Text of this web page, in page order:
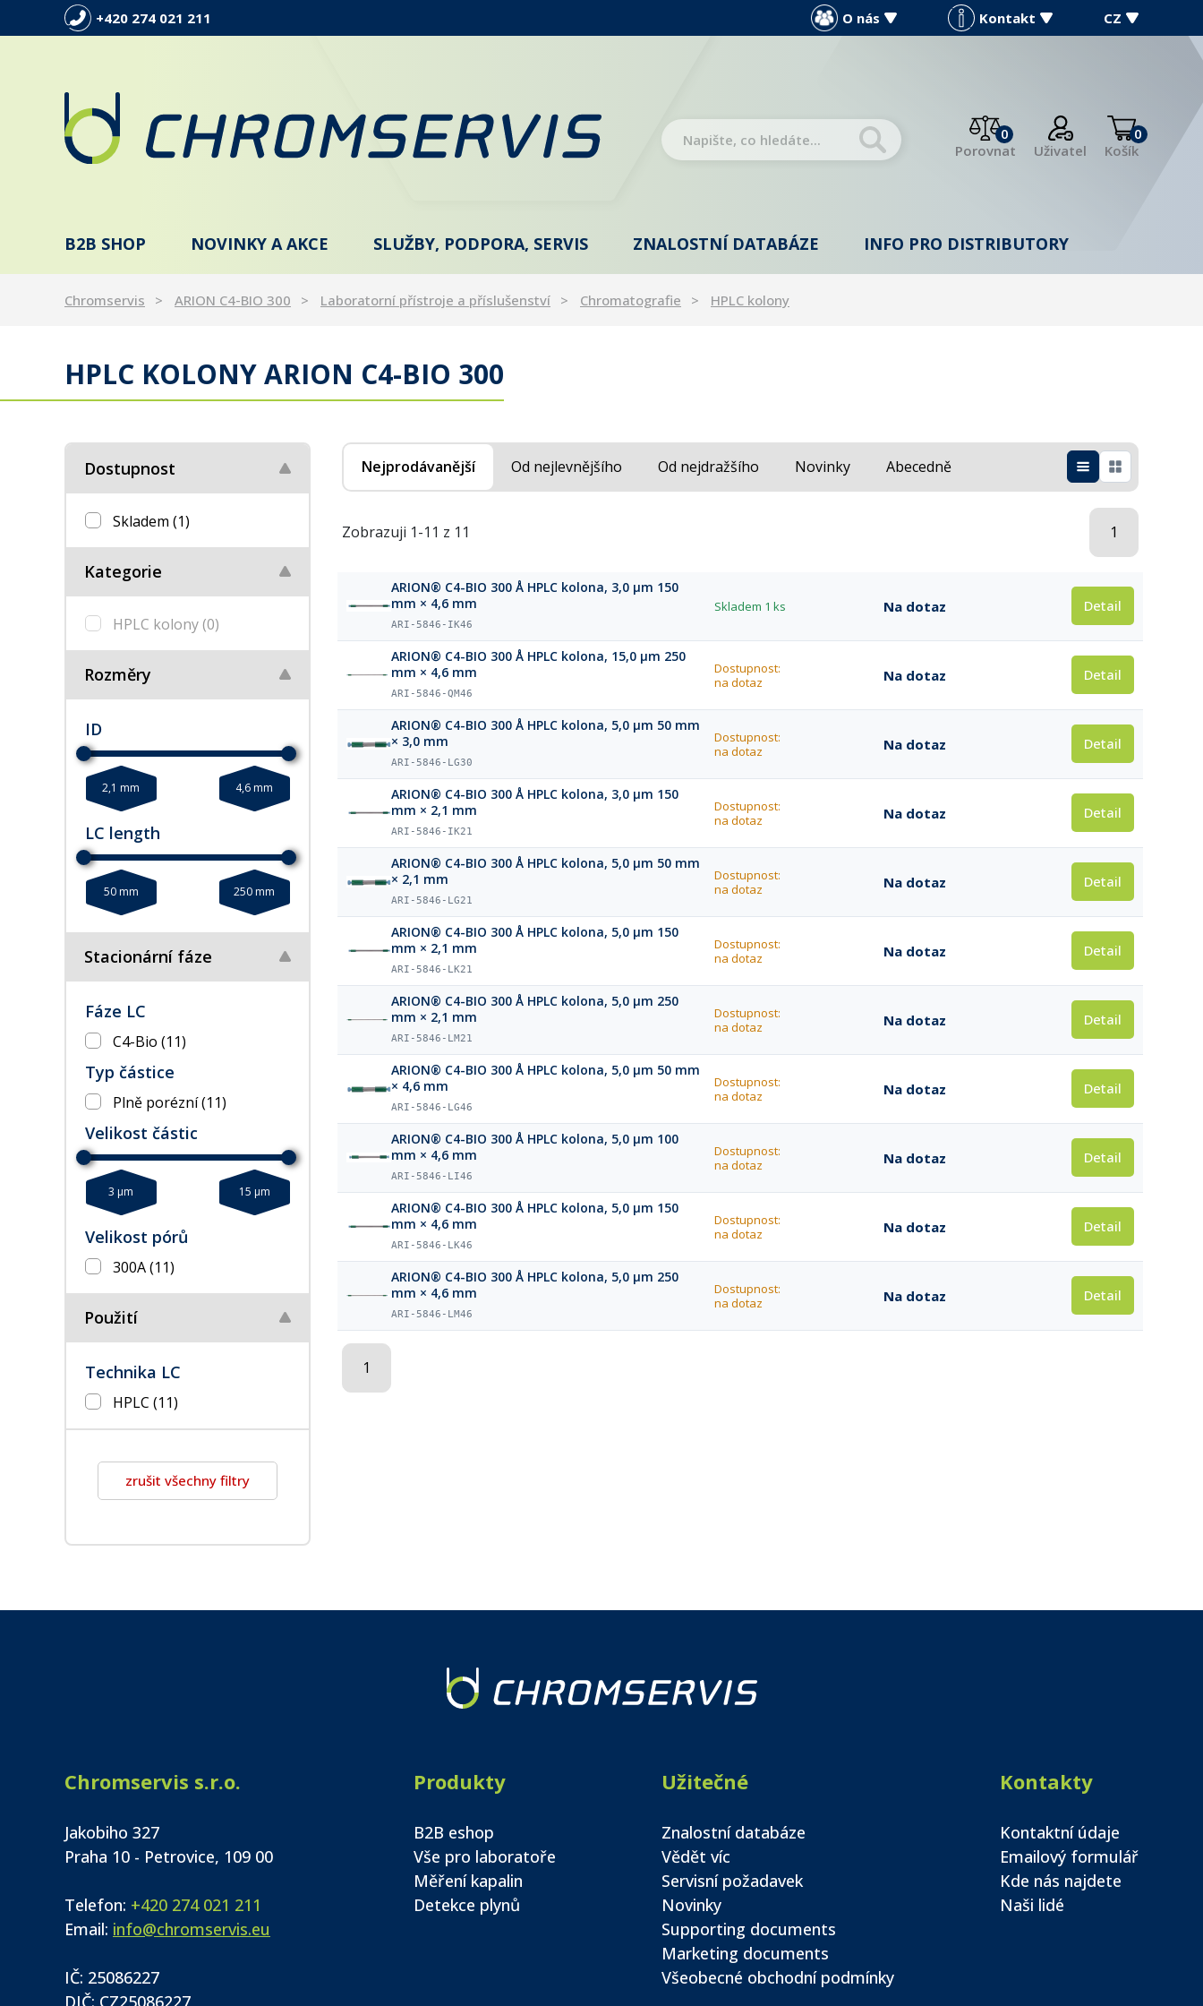
+420 274 021 211 O nás Kontakt CZ
0
Porovnat
Uživatel
0
Košík
B2B SHOP NOVINKY A AKCE SLUŽBY, PODPORA, SERVIS ZNALOSTNÍ DATABÁZE INFO PRO DISTRIBUTORY
Chromservis ARION C4-BIO 300 Laboratorní přístroje a příslušenství Chromatografie HPLC kolony
HPLC KOLONY ARION C4-BIO 300
Dostupnost
Skladem (1)
Kategorie
HPLC kolony(0)
Rozměry
ID
2,1 mm 4,6 mm
LC length
50 mm 250 mm
Stacionární fáze
Fáze LC
C4-Bio (11)
Typ částice
Plně porézní(11)
Velikost částic
3 µm 15 µm
Velikost pórů
300A(11)
Použití
Technika LC
HPLC (11)
zrušit všechny filtry
Nejprodávanější Od nejlevnějšího Od nejdražšího Novinky Abecedně
Zobrazuji 1-11 z 11 1
ARION® C4-BIO 300 Å HPLC kolona, 3,0 µm 150
mm × 4,6 mm
ARI-5846-IK46
Skladem 1 ks Na dotaz Detail
ARION® C4-BIO 300 Å HPLC kolona, 15,0 µm 250
mm × 4,6 mm
ARI-5846-QM46
Dostupnost:
na dotaz
Na dotaz Detail
ARION® C4-BIO 300 Å HPLC kolona, 5,0 µm 50 mm
× 3,0 mm
ARI-5846-LG30
Dostupnost:
na dotaz
Na dotaz Detail
ARION® C4-BIO 300 Å HPLC kolona, 3,0 µm 150
mm × 2,1 mm
ARI-5846-IK21
Dostupnost:
na dotaz
Na dotaz Detail
ARION® C4-BIO 300 Å HPLC kolona, 5,0 µm 50 mm
× 2,1 mm
ARI-5846-LG21
Dostupnost:
na dotaz
Na dotaz Detail
ARION® C4-BIO 300 Å HPLC kolona, 5,0 µm 150
mm × 2,1 mm
ARI-5846-LK21
Dostupnost:
na dotaz
Na dotaz Detail
ARION® C4-BIO 300 Å HPLC kolona, 5,0 µm 250
mm × 2,1 mm
ARI-5846-LM21
Dostupnost:
na dotaz
Na dotaz Detail
ARION® C4-BIO 300 Å HPLC kolona, 5,0 µm 50 mm
× 4,6 mm
ARI-5846-LG46
Dostupnost:
na dotaz
Na dotaz Detail
ARION® C4-BIO 300 Å HPLC kolona, 5,0 µm 100
mm × 4,6 mm
ARI-5846-LI46
Dostupnost:
na dotaz
Na dotaz Detail
ARION® C4-BIO 300 Å HPLC kolona, 5,0 µm 150
mm × 4,6 mm
ARI-5846-LK46
Dostupnost:
na dotaz
Na dotaz Detail
ARION® C4-BIO 300 Å HPLC kolona, 5,0 µm 250
mm × 4,6 mm
ARI-5846-LM46
Dostupnost:
na dotaz
Na dotaz Detail
1
Chromservis s.r.o.
Jakobiho 327
Praha 10 - Petrovice, 109 00
Telefon: +420 274 021 211
Email: info@chromservis.eu
IČ: 25086227
DIČ: CZ25086227
Produkty
B2B eshop
Vše pro laboratoře
Měření kapalin
Detekce plynů
Užitečné
Znalostní databáze
Vědět víc
Servisní požadavek
Novinky
Supporting documents
Marketing documents
Všeobecné obchodní podmínky
Kontakty
Kontaktní údaje
Emailový formulář
Kde nás najdete
Naši lidé